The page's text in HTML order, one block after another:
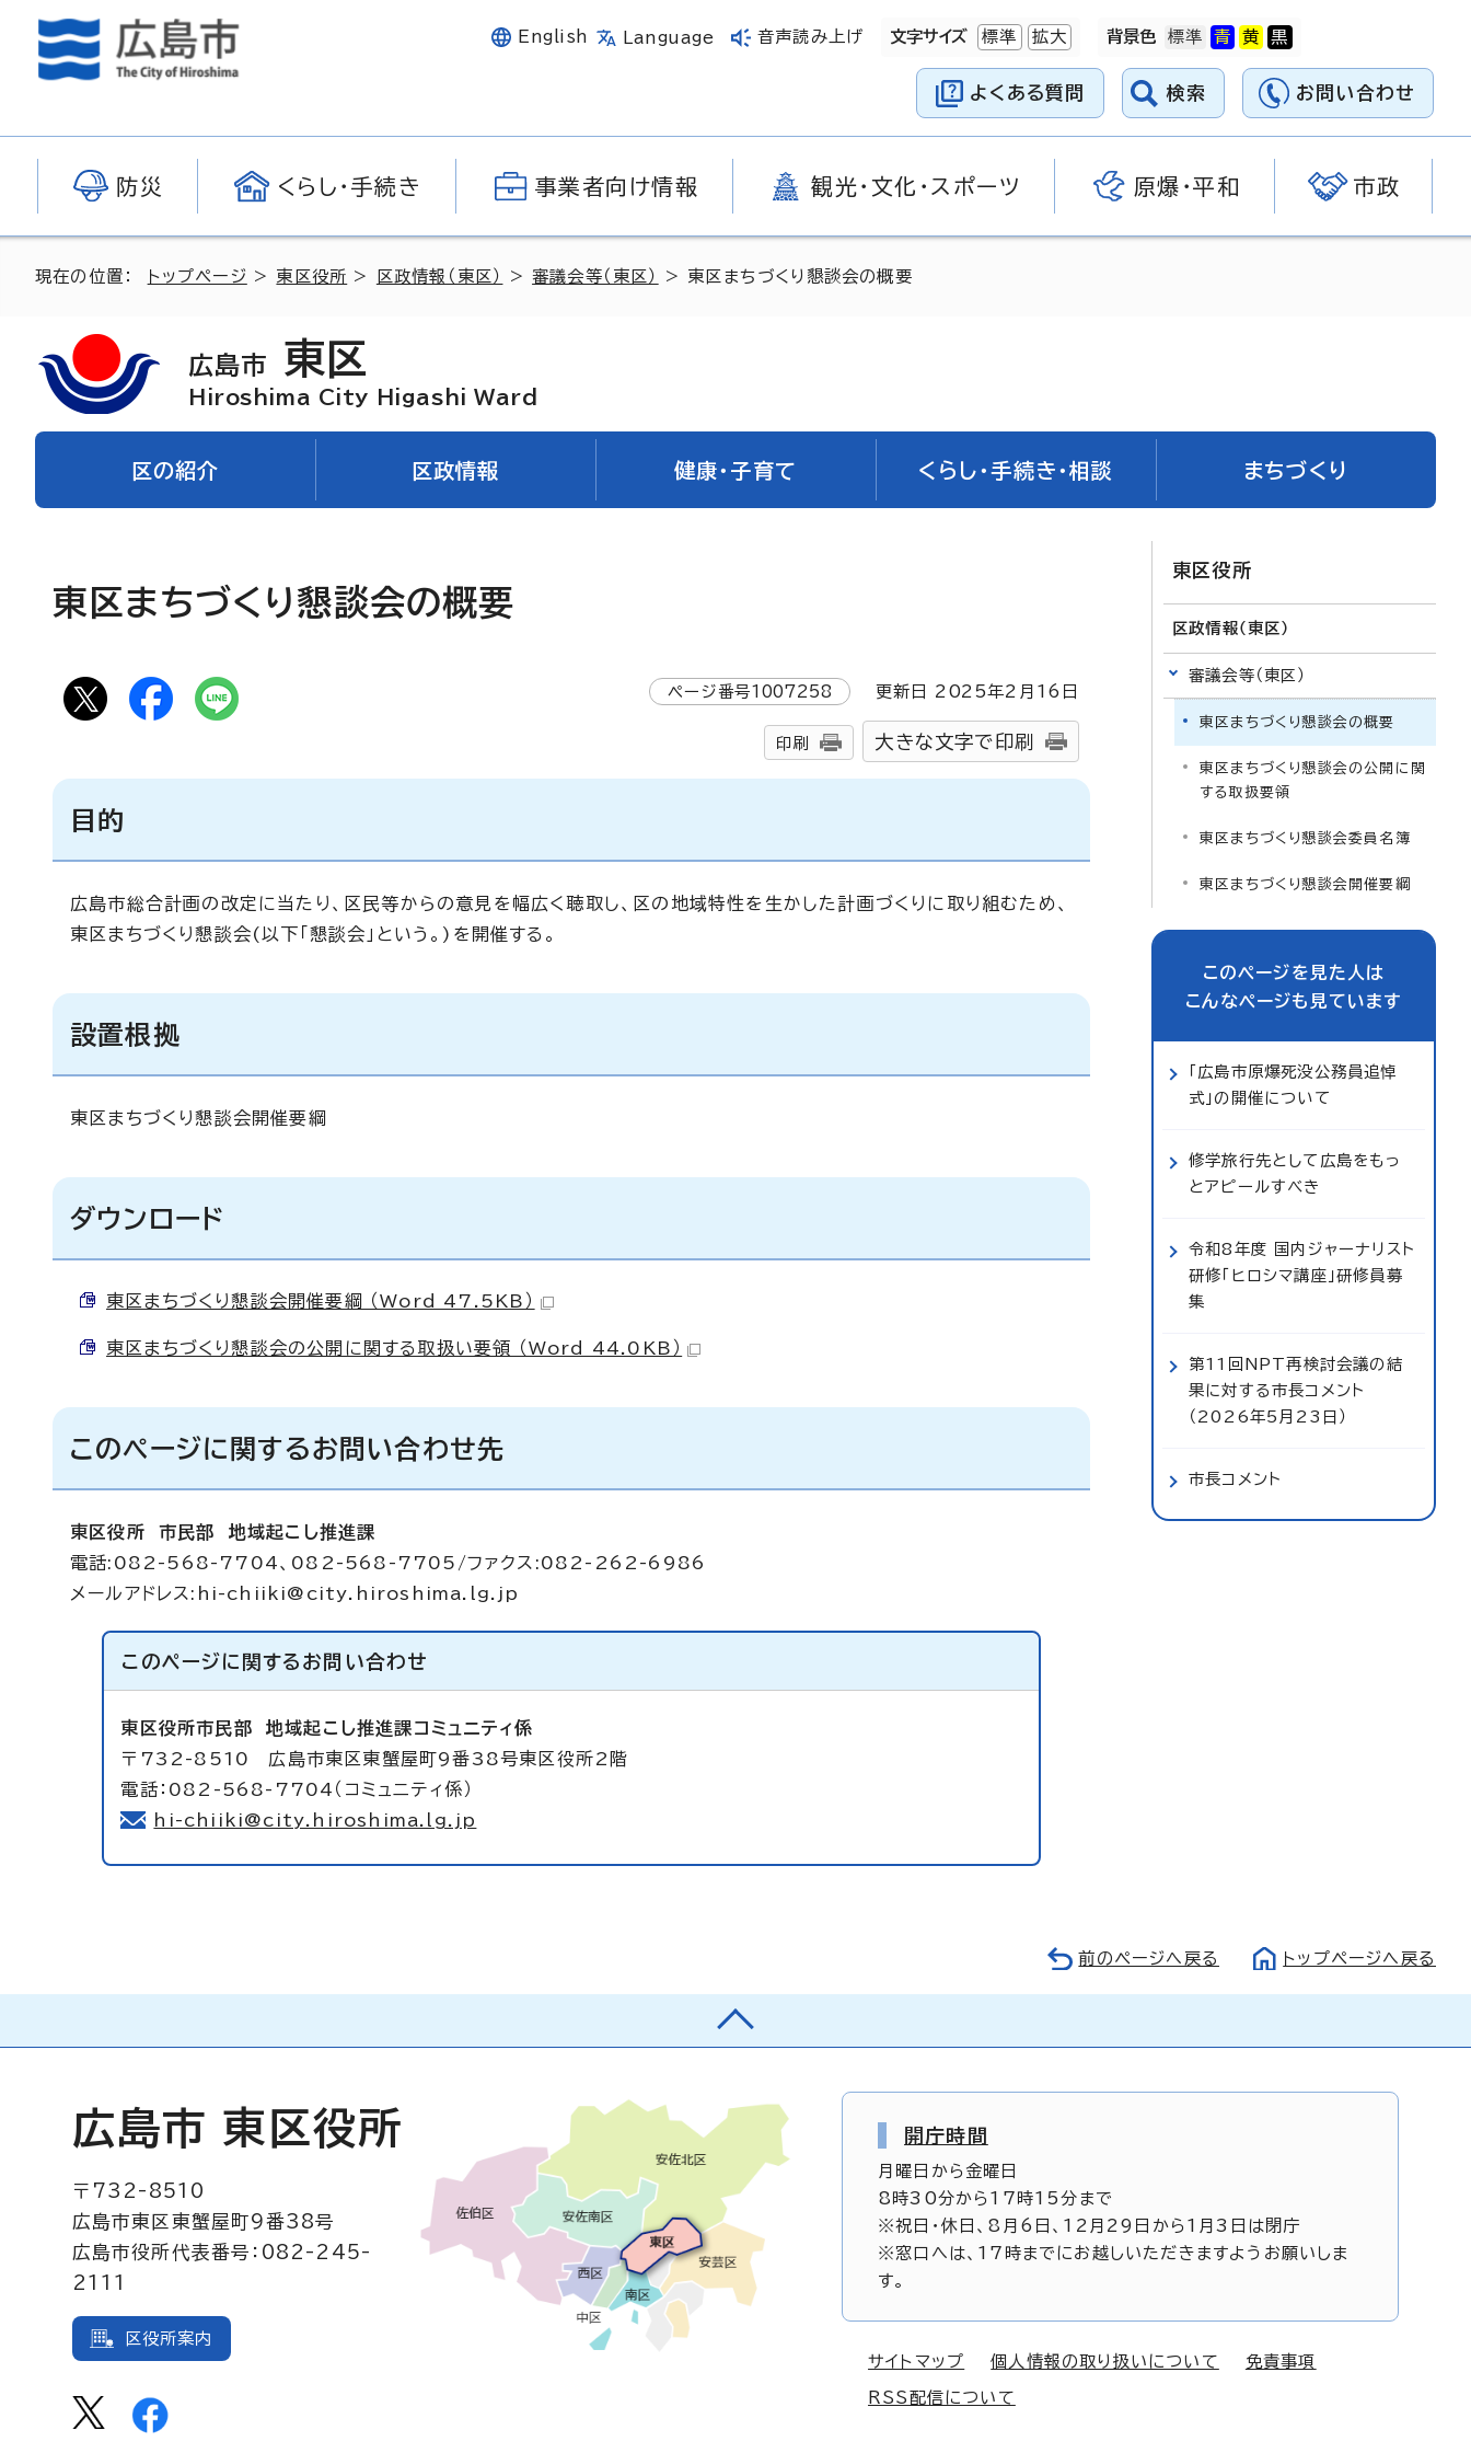
English Language 音声読み上げ 文字サイズ 標準 拡大 背景色
よくある質問 検索 お問い合わせ
防災 くらし・手続き 事業者向け情報 観光・文化・スポーツ 原爆・平和 市政
現在の位置： トップページ > 東区役所 > 区政情報（東区） >審議会等（東区） > 東区まちづくり懇談会の概要
広島市 東区
Hiroshima City Higashi Ward
区の紹介 区政情報 健康・子育て くらし・手続き・相談 まちづくり
東区まちづくり懇談会の概要
ページ番号1007258 更新日 2025年2月 16 日
印刷 大きな文字で印刷
目的
広島市総合計画の改定に当たり、区民等からの意見を幅広く聴取し、区の地域特性を生かした計画づくりに取り組むため、
東区まちづくり懇談会(以下「懇談会」という。)を開催する。
設置根拠
東区まちづくり懇談会開催要綱
ダウンロード
東区まちづくり懇談会開催要綱 （Word 47.5KB）
東区まちづくり懇談会の公開に関する取扱い要領 （Word 44.0KB）
このページに関するお問い合わせ先
東区役所 市民部 地域起こし推進課
電話:082-568-7704、082-568-7705/ファクス:082-262-6986
メールアドレス: hi-chiiki@city.hiroshima.lg.jp
このページに関する お問い合わせ
東区役所市民部地域起こし推進課コミュニティ係
〒732-8510 広島市東区東蟹屋町9番38号東区役所2階
電話：082-568-7704（コミュニティ係）
hi-chiiki@city.hiroshima.lg.jp
東区役所
区政情報（東区）
審議会等（東区）
東区まちづくり懇談会の概要
東区まちづくり懇談会の公開に関
する取扱要領
東区まちづくり懇談会委員名簿
東区まちづくり懇談会開催要綱
このページを見た人は
こんなページも見ています
「広島市原爆死没公務員追悼
式」の開催について
修学旅行先として広島をもっ
とアピールすべき
令和8年度 国内ジャーナリスト
研修「ヒロシマ講座」研修員募
集
第11回NPT再検討会議の結
果に対する市長コメント
（2026年5月23日）
市長コメント
前のページへ戻る トップページへ戻る
広島市 東区役所
〒732-8510
広島市東区東蟹屋町9番38号
広島市役所代表番号：082-245-
2111
区役所案内
開庁時間
月曜日から金曜日
8時30分から17時15分まで
※祝日・休日、8月6日、12月29日から1月3日は閉庁
※窓口へは、17時までにお越しいただきますようお願いしま
す。
サイトマップ 個人情報の取り扱いについて 免責事項
RSS配信について